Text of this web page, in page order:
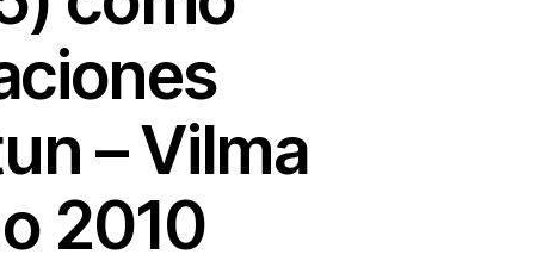
– Vilma
2010